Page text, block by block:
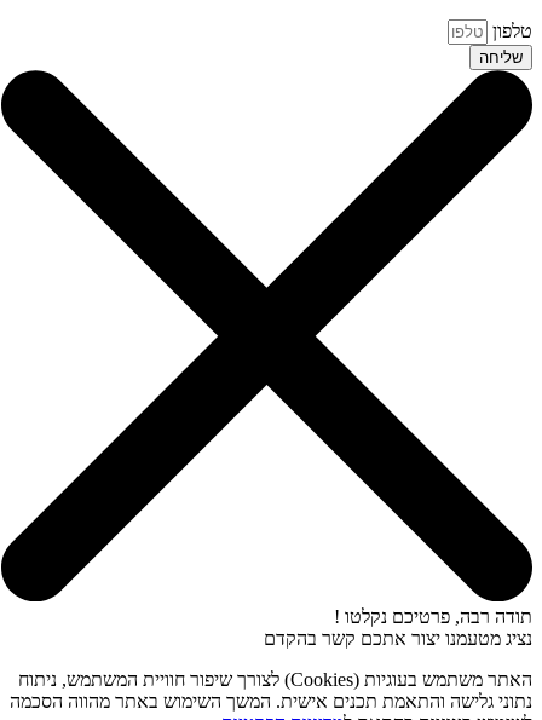
טלפון
שליחה
תודה רבה, פרטיכם נקלטו !
נציג מטעמנו יצור אתכם קשר בהקדם
האתר משתמש בעוגיות (Cookies) לצורך שיפור חוויית המשתמש, ניתוח
נתוני גלישה והתאמת תכנים אישית. המשך השימוש באתר מהווה הסכמה